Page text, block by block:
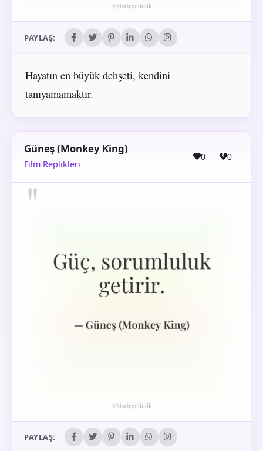
PAYLAŞ:
Hayatın en büyük dehşeti, kendini
tanıyamamaktır.
Güneş (Monkey King)
Film Replikleri
0 0
PAYLAŞ: